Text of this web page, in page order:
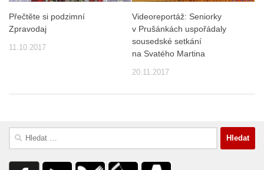
Přečtěte si podzimní
Zpravodaj
11.10.2017
Videoreportáž: Seniorky
v Prušánkách uspořádaly
sousedské setkání
na Svatého Martina
20.11.2017
Vyhledávání